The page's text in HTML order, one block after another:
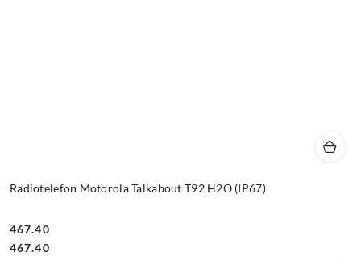
Radiotelefon Motorola Talkabout T92 H2O (IP67)
Cena:
467.40
Cena:
467.40